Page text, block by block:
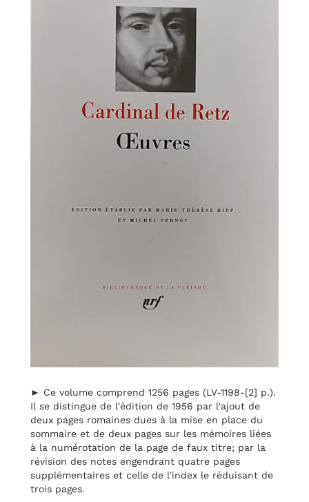
► Ce volume comprend 1256 pages (LV-1198-[2] p.).
Il se distingue de l'édition de 1956 par l'ajout de
deux pages romaines dues à la mise en place du
sommaire et de deux pages sur les mémoires liées
à la numérotation de la page de faux titre; par la
révision des notes engendrant quatre pages
supplémentaires et celle de l'index le réduisant de
trois pages.